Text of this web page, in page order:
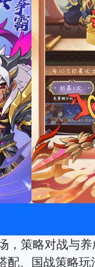
，策略对战与
、国战策略玩